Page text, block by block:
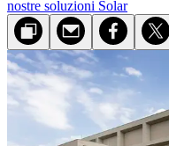
nostre soluzioni Solar